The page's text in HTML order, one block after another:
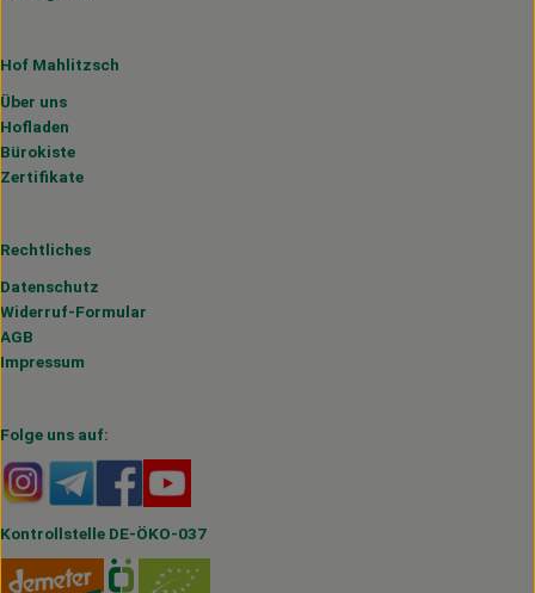
Hof Mahlitzsch
Über uns
Hofladen
Bürokiste
Zertifikate
Rechtliches
Datenschutz
Widerruf-Formular
AGB
Impressum
Folge uns auf:
Externer Link zu https://www.instagram.com/
Externer Link zu https://t.me/s/hofmahlitzsch
Externer Link zu https://www.facebook.com/
Kontrollstelle DE-ÖKO-037